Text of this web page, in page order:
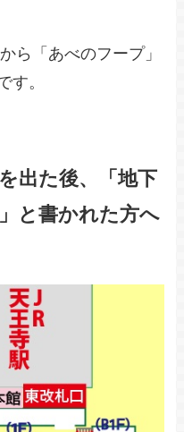
ら「あべのフープ」
す。
出た後、「地下
と書かれた方へ